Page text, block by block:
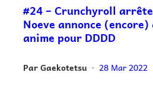
#24 – Crunchyroll
Noeve annonce (encore)
anime pour DDDD
ParGaekotetsu • 28 Mar 2022